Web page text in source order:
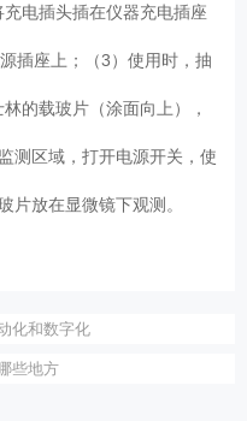
电插头插在仪器充电插座
插座上；（3）使用时，抽
的载玻片（涂面向上），
测区域，打开电源开关，使
片放在显微镜下观测。
化和数字化
些地方